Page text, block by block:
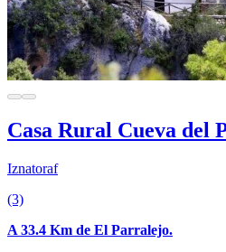
Casa Rural Cueva del
Iznatoraf
(3)
A 33.4 Km de El Parralejo.